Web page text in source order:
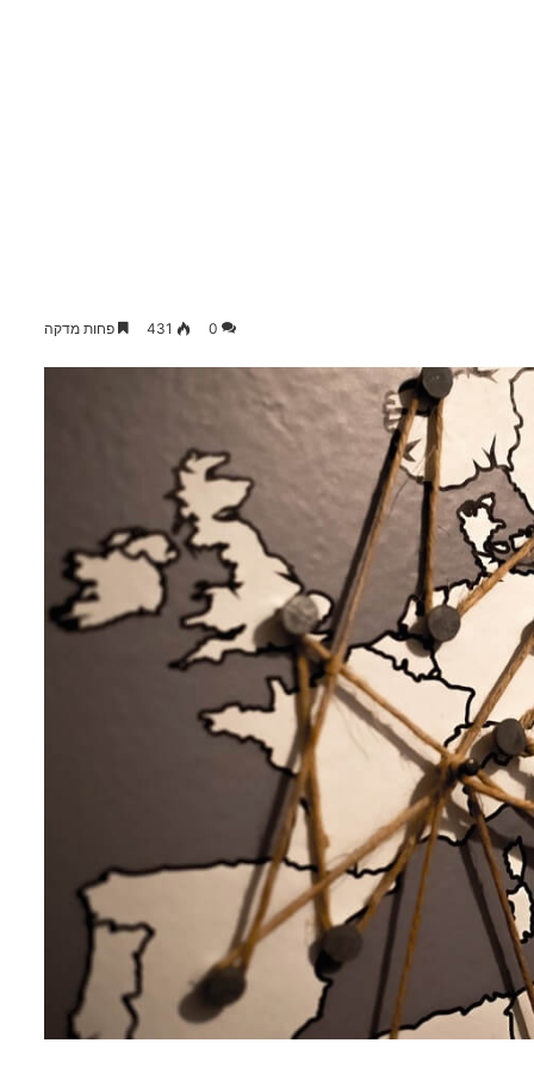
0
431 פחות מדקה